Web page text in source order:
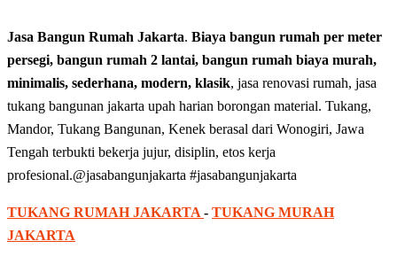
Jasa Bangun Rumah Jakarta. Biaya bangun rumah per meter
persegi, bangun rumah 2 lantai, bangun rumah biaya murah,
minimalis, sederhana, modern, klasik, jasa renovasi rumah, jasa
tukang bangunan jakarta upah harian borongan material. Tukang,
Mandor, Tukang Bangunan, Kenek berasal dari Wonogiri, Jawa
Tengah terbukti bekerja jujur, disiplin, etos kerja
profesional.@jasabangunjakarta #jasabangunjakarta
TUKANG RUMAH JAKARTA - TUKANG MURAH
JAKARTA